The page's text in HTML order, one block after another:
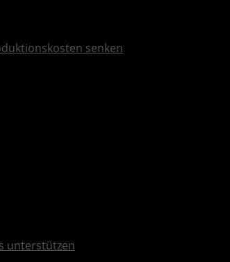
senken
unterstützen